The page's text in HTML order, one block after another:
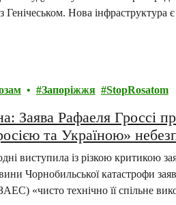
Генічеськом. Нова
Запоріжжя StopRosatom
Заява Рафаеля Гроссі
та Україною»
виступила із різкою критикою
Чорнобильської катастрофи
«чисто технічно її спільне